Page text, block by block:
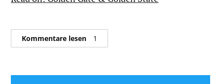
Kommentare lesen 1